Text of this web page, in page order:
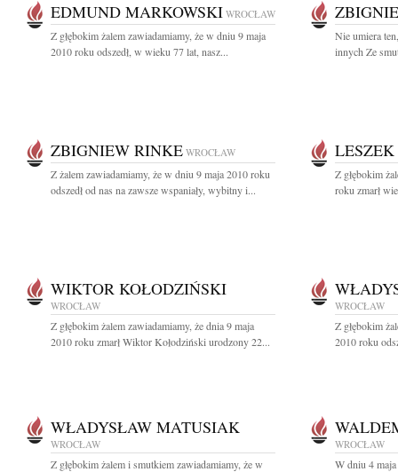
EDMUND MARKOWSKI WROCŁAW
Z głębokim żalem zawiadamiamy, że w dniu 9 maja
2010 roku odszedł, w wieku 77 lat, nasz...
Nie umiera
innych Ze
ZBIGNIEW RINKE WROCŁAW
Z żalem zawiadamiamy, że w dniu 9 maja 2010 roku
odszedł od nas na zawsze wspaniały, wybitny i...
Z głębokim
roku zmarł
WIKTOR KOŁODZIŃSKI
WROCŁAW
Z głębokim żalem zawiadamiamy, że dnia 9 maja
2010 roku zmarł Wiktor Kołodziński urodzony 22...
WROCŁAW
Z głębokim
2010 roku
WŁADYSŁAW MATUSIAK
WROCŁAW
Z głębokim żalem i smutkiem zawiadamiamy, że w
WROCŁAW
W dniu 4